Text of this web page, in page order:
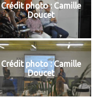
Crédit photo : Camille
Doucet
Crédit photo : Camille
Doucet